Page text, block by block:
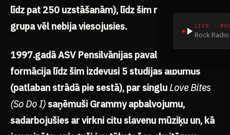
LIVE ·
Rock
līdz pat 250 uzstāšanām), līdz šim mūsu valstī
grupa vēl nebija viesojusies.
1997.gadā ASV Pensilvānijas pavalstī dibinātā
formācija līdz šim izdevusi 5 studijas albumus
(patlaban strādā pie sestā), par singluLove Bites
(So Do I)saņēmuši Grammy apbalvojumu,
sadarbojušies ar virkni citu slavenu mūziķu un, kā